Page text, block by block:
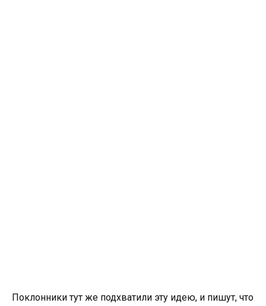
Поклонники тут же подхватили эту идею, и пишут, что